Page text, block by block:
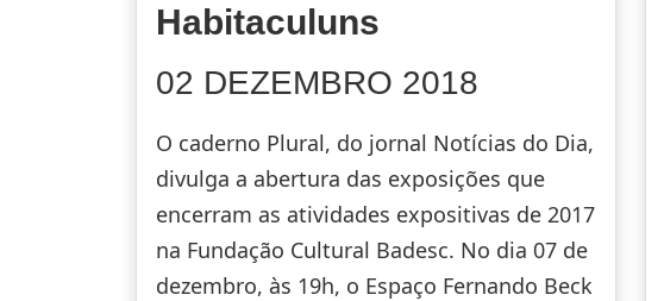
Habitaculuns
02 DEZEMBRO 2018
O caderno Plural, do jornal Notícias do Dia,
divulga a abertura das exposições que
encerram as atividades expositivas de 2017
na Fundação Cultural Badesc. No dia 07 de
dezembro, às 19h, o Espaço Fernando Beck